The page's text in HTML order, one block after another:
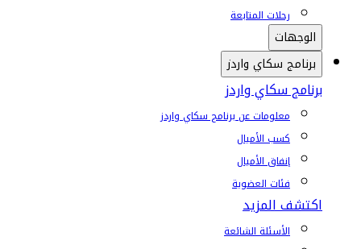
رحلات المتابعة
الوجهات
برنامج سكاي واردز
برنامج سكاي واردز
معلومات عن برنامج سكاي واردز
كسب الأميال
إنفاق الأميال
فئات العضوية
اكتشف المزيد
الأسئلة الشائعة